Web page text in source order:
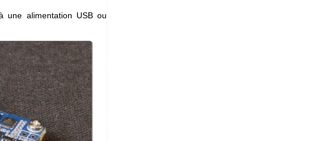
une alimentation USB ou